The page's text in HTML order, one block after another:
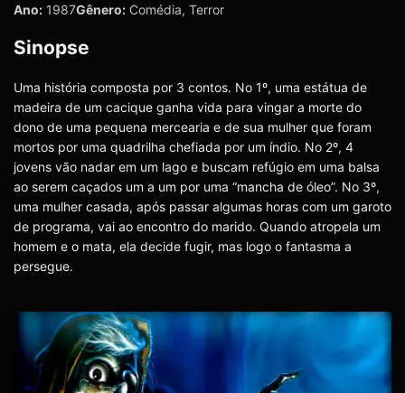
Ano: 1987Gênero: Comédia, Terror
Sinopse
Uma história composta por 3 contos. No 1º, uma estátua de
madeira de um cacique ganha vida para vingar a morte do
dono de uma pequena mercearia e de sua mulher que foram
mortos por uma quadrilha chefiada por um índio. No 2º, 4
jovens vão nadar em um lago e buscam refúgio em uma balsa
ao serem caçados um a um por uma “mancha de óleo”. No 3º,
uma mulher casada, após passar algumas horas com um garoto
de programa, vai ao encontro do marido. Quando atropela um
homem e o mata, ela decide fugir, mas logo o fantasma a
persegue.